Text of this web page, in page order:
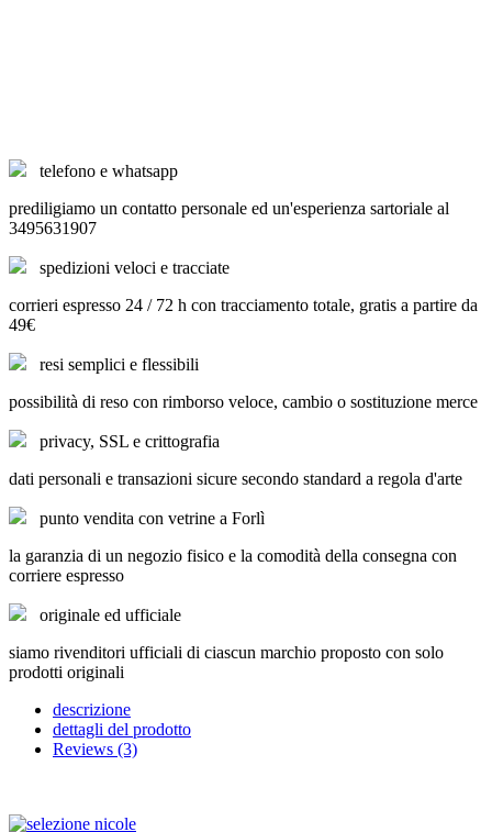
telefono e whatsapp
prediligiamo un contatto personale ed un'esperienza sartoriale al
3495631907
spedizioni veloci e tracciate
corrieri espresso 24 / 72 h con tracciamento totale, gratis a partire da
49€
resi semplici e flessibili
possibilità di reso con rimborso veloce, cambio o sostituzione merce
privacy, SSL e crittografia
dati personali e transazioni sicure secondo standard a regola d'arte
punto vendita con vetrine a Forlì
la garanzia di un negozio fisico e la comodità della consegna con
corriere espresso
originale ed ufficiale
siamo rivenditori ufficiali di ciascun marchio proposto con solo
prodotti originali
descrizione
dettagli del prodotto
Reviews (3)